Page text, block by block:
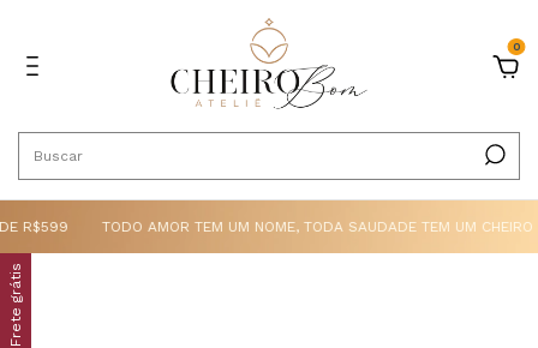
0
R$599 TODO AMOR TEM UM NOME, TODA SAUDADE TEM UM CHEIRO
Frete grátis